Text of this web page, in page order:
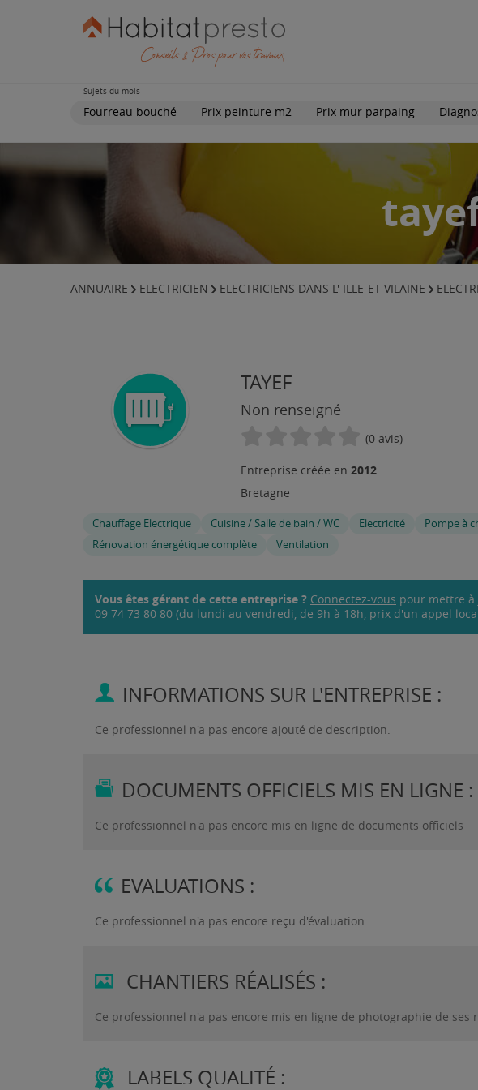
Sujets du mois
Fourreau bouché Prix peinture m2 Prix mur parpaing
ANNUAIRE ELECTRICIEN ELECTRICIENS DANS L' ILLE-ET-VILAINE
TAYEF
Non renseigné
(0 avis)
Entreprise créée en 2012
Bretagne
Chauffage Electrique Cuisine / Salle de bain / WC Electricité
Pompe à
Rénovation énergétique complète
Ventilation
Vous êtes gérant de cette entreprise ? Connectez-vous pour mettre à
09 74 73 80 80 (du lundi au vendredi, de 9h à 18h, prix d'un appel
INFORMATIONS SUR L'ENTREPRISE :
Ce professionnel n'a pas encore ajouté de description.
DOCUMENTS OFFICIELS MIS EN LIGNE :
Ce professionnel n'a pas encore mis en ligne de documents officiels
EVALUATIONS :
Ce professionnel n'a pas encore reçu d'évaluation
CHANTIERS RÉALISÉS :
Ce professionnel n'a pas encore mis en ligne de photographie de ses
LABELS QUALITÉ :